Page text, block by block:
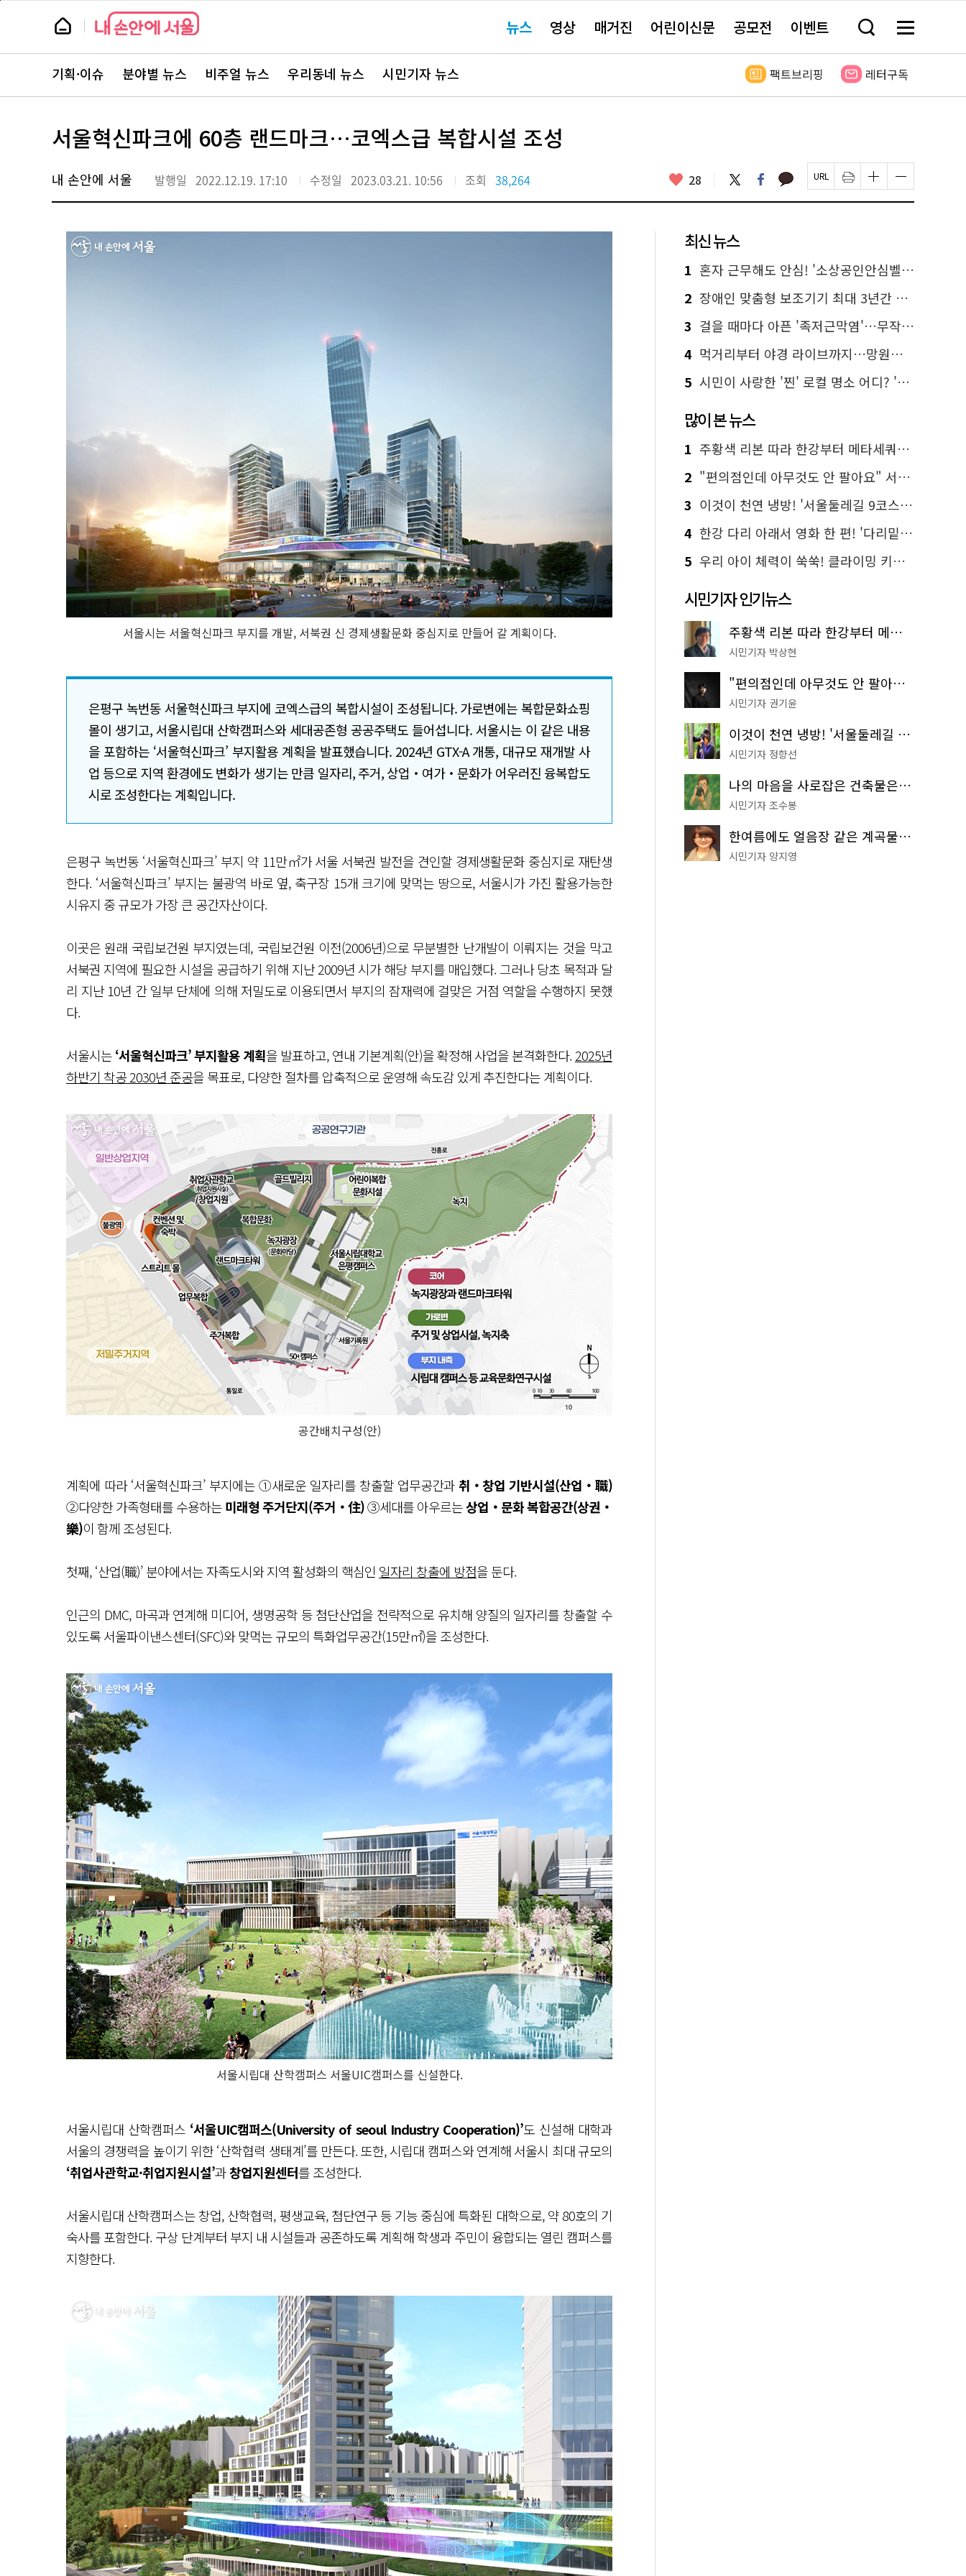
본
뉴
스 요뉴스 영상 매거진 어린이신문 공모전 이벤트 검
창
기
메
전
보
뉴
스
주
서
바
로
기획·이슈 분야별 뉴스 비주얼 뉴스 우리동네 뉴스 시민기자 뉴스 팩트브리핑 레터구독
서울혁신파크에 60층 랜드마크…코엑스급 복합시설 조성
내 손안에 서울 발행일 2022.12.19. 17:10 수정일 2023.03.21. 10:56 조회 38,264 좋
요
28 트
위
터
페
이
스
카
카 페
이
지
인
쇄
하
글
자
크
하
기
글
자
크
하
기
서울시는 서울혁신파크 부지를 개발, 서북권 신 경제생활문화 중심지로 만들어 갈 계획이다.
은평구 녹번동 서울혁신파크 부지에 코엑스급의 복합시설이 조성됩니다. 가로변에는 복합문화쇼핑
몰이 생기고, 서울시립대 산학캠퍼스와 세대공존형 공공주택도 들어섭니다. 서울시는 이 같은 내용
을 포함하는 ‘서울혁신파크’ 부지활용 계획을 발표했습니다. 2024년 GTX-A 개통, 대규모 재개발 사
업 등으로 지역 환경에도 변화가 생기는 만큼 일자리, 주거, 상업‧여가‧문화가 어우러진 융복합도
시로 조성한다는 계획입니다.
은평구 녹번동 ‘서울혁신파크’ 부지 약 11만㎡가 서울 서북권 발전을 견인할 경제생활문화 중심지로 재탄생
한다. ‘서울혁신파크’ 부지는 불광역 바로 옆, 축구장 15개 크기에 맞먹는 땅으로, 서울시가 가진 활용가능한
시유지 중 규모가 가장 큰 공간자산이다.
이곳은 원래 국립보건원 부지였는데, 국립보건원 이전(2006년)으로 무분별한 난개발이 이뤄지는 것을 막고
서북권 지역에 필요한 시설을 공급하기 위해 지난 2009년 시가 해당 부지를 매입했다. 그러나 당초 목적과 달
리 지난 10년 간 일부 단체에 의해 저밀도로 이용되면서 부지의 잠재력에 걸맞은 거점 역할을 수행하지 못했
다.
서울시는‘서울혁신파크’ 부지활용 계획을 발표하고, 연내 기본계획(안)을 확정해 사업을 본격화한다.2025년
하반기 착공 2030년 준공을 목표로, 다양한 절차를 압축적으로 운영해 속도감 있게 추진한다는 계획이다.
공간배치구성(안)
계획에 따라 ‘서울혁신파크’ 부지에는 ①새로운 일자리를 창출할 업무공간과취‧창업 기반시설(산업‧職)
②다양한 가족형태를 수용하는미래형 주거단지(주거‧住)③세대를 아우르는상업‧문화 복합공간(상권‧
樂)이 함께 조성된다.
첫째, ‘산업(職)’ 분야에서는 자족도시와 지역 활성화의 핵심인 일자리 창출에 방점을 둔다.
인근의 DMC, 마곡과 연계해 미디어, 생명공학 등 첨단산업을 전략적으로 유치해 양질의 일자리를 창출할 수
있도록 서울파이낸스센터(SFC)와 맞먹는 규모의 특화업무공간(15만㎡)을 조성한다.
서울시립대 산학캠퍼스 서울UIC캠퍼스를 신설한다.
서울시립대 산학캠퍼스 ‘서울UIC캠퍼스(University of seoul Industry Cooperation)’도 신설해 대학과
서울의 경쟁력을 높이기 위한 ‘산학협력 생태계’를 만든다. 또한, 시립대 캠퍼스와 연계해 서울시 최대 규모의
‘취업사관학교·취업지원시설’과창업지원센터를 조성한다.
서울시립대 산학캠퍼스는 창업, 산학협력, 평생교육, 첨단연구 등 기능 중심에 특화된 대학으로, 약 80호의 기
숙사를 포함한다. 구상 단계부터 부지 내 시설들과 공존하도록 계획해 학생과 주민이 융합되는 열린 캠퍼스를
지향한다.
최신 뉴스
1 혼자 근무해도 안심! '소상공인안심벨' 신청하세요
2 장애인 맞춤형 보조기기 최대 3년간 무상 대여…삶의 질 높인다
3 걸을 때마다 아픈 '족저근막염'…무작정 참지 말고 '이것' 해보세요!
4 먹거리부터 야경 라이브까지…망원한강공원 알짜 코스
5 시민이 사랑한 '찐' 로컬 명소 어디? '서울에디션25' 추천 코스
많이 본 뉴스
1 주황색 리본 따라 한강부터 메타세쿼이아 숲길까지…서울둘레길 15코스
2 "편의점인데 아무것도 안 팔아요" 서울에서 가장 특별한 편의점의 정체
3 이것이 천연 냉방! '서울둘레길 9코스'로 숲속 피서 떠나볼까
4 한강 다리 아래서 영화 한 편! '다리밑 영화관' 무료 상영
5 우리 아이 체력이 쑥쑥! 클라이밍 키즈카페·어린이 체력장
시민기자 인기뉴스
주황색 리본 따라 한강부터 메타세쿼이아 숲길까지…서울둘레길 15코스
시민기자 박상현
"편의점인데 아무것도 안 팔아요" 서울에서 가장 특별한 편의점의 정체
시민기자 권기윤
이것이 천연 냉방! '서울둘레길 9코스'로 숲속 피서 떠나볼까
시민기자 정향선
나의 마음을 사로잡은 건축물은? '서울시 건축상' 수상작 공개!
시민기자 조수봉
한여름에도 얼음장 같은 계곡물! 서울 '진관사 계곡'이 천국이네~
시민기자 양지영
페